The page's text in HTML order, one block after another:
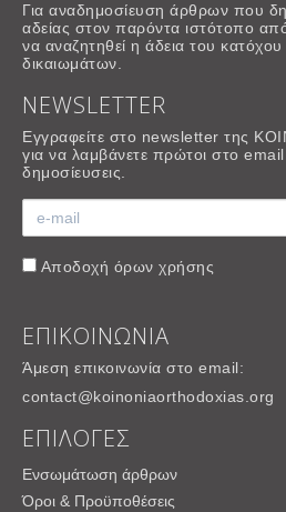
Για αναδημοσίευση άρθρων που
αδείας στον παρόντα ιστότοπο
να αναζητηθεί η άδεια του
δικαιωμάτων.
NEWSLETTER
Εγγραφείτε στο newsletter της
για να λαμβάνετε πρώτοι στο email
δημοσίευσεις.
Αποδοχή όρων χρήσης
ΕΠΙΚΟΙΝΩΝΙΑ
Άμεση επικοινωνία στο email:
contact@koinoniaorthodoxias.org
ΕΠΙΛΟΓΕΣ
Ενσωμάτωση άρθρων
Όροι & Προϋποθέσεις